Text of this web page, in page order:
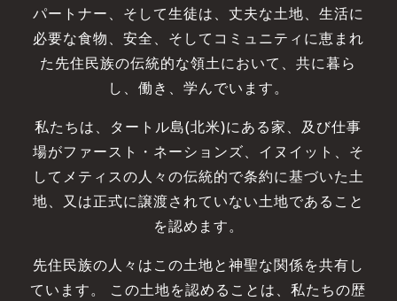
パートナー、そして生徒は、丈夫な土地、生活に
必要な食物、安全、そしてコミュニティに恵まれ
た先住民族の伝統的な領土において、共に暮ら
し、働き、学んでいます。
私たちは、タートル島(北米)にある家、及び仕事
場がファースト・ネーションズ、イヌイット、そ
してメティスの人々の伝統的で条約に基づいた土
地、又は正式に譲渡されていない土地であること
を認めます。
先住民族の人々はこの土地と神聖な関係を共有し
ています。 この土地を認めることは、私たちの歴